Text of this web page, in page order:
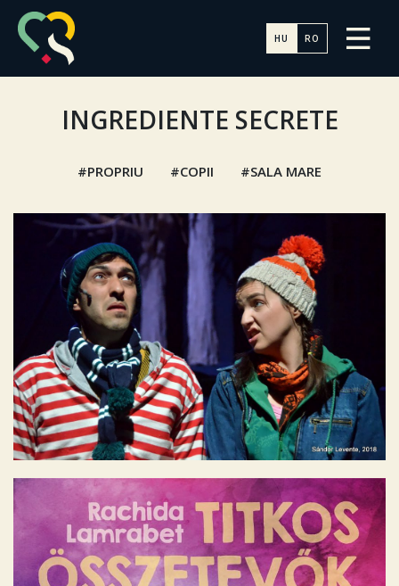
HU RO
INGREDIENTE SECRETE
PROPRIU COPII SALA MARE